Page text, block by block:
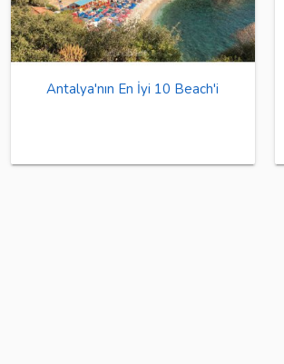
Antalya'nın En İyi 10 Beach'i